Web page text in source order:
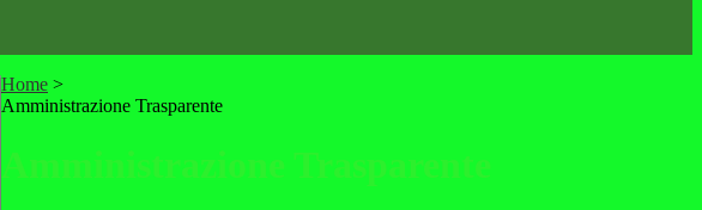
Home >
Amministrazione Trasparente
Amministrazione Trasparente